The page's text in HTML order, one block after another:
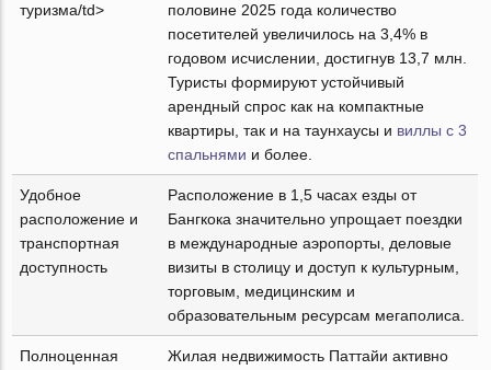
туризма/td>
половине 2025 года количество
посетителей увеличилось на 3,4% в
годовом исчислении, достигнув 13,7 млн.
Туристы формируют устойчивый
арендный спрос как на компактные
квартиры, так и на таунхаусы и виллы с 3
спальнями и более.
Удобное
расположение и
транспортная
доступность
Расположение в 1,5 часах езды от
Бангкока значительно упрощает поездки
в международные аэропорты, деловые
визиты в столицу и доступ к культурным,
торговым, медицинским и
образовательным ресурсам мегаполиса.
Полноценная
Жилая недвижимость Паттайи активно